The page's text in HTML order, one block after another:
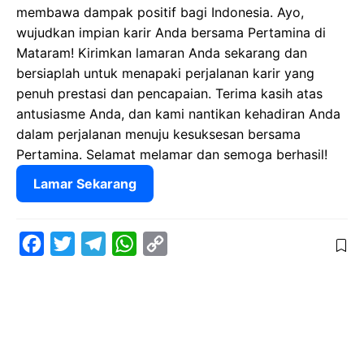
membawa dampak positif bagi Indonesia. Ayo,
wujudkan impian karir Anda bersama Pertamina di
Mataram! Kirimkan lamaran Anda sekarang dan
bersiaplah untuk menapaki perjalanan karir yang
penuh prestasi dan pencapaian. Terima kasih atas
antusiasme Anda, dan kami nantikan kehadiran Anda
dalam perjalanan menuju kesuksesan bersama
Pertamina. Selamat melamar dan semoga berhasil!
Lamar Sekarang
W